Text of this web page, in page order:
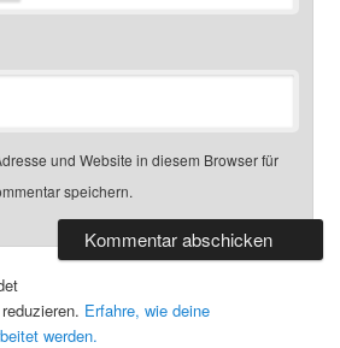
und Website in diesem Browser für
speichern.
Erfahre, wie deine
werden.